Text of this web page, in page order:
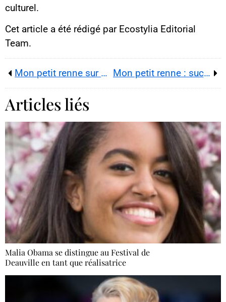
culturel.
Cet article a été rédigé par Ecostylia Editorial
Team.
Mon petit renne sur Netflix, bientôt une série culte ? Mon petit renne : succès éclatant, mais aussi vives controverses
Articles liés
Malia Obama se distingue au Festival de
Deauville en tant que réalisatrice